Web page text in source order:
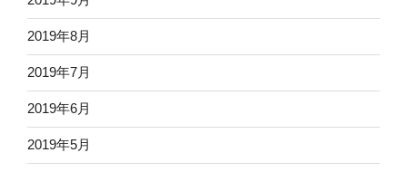
2019年8月
2019年7月
2019年6月
2019年5月